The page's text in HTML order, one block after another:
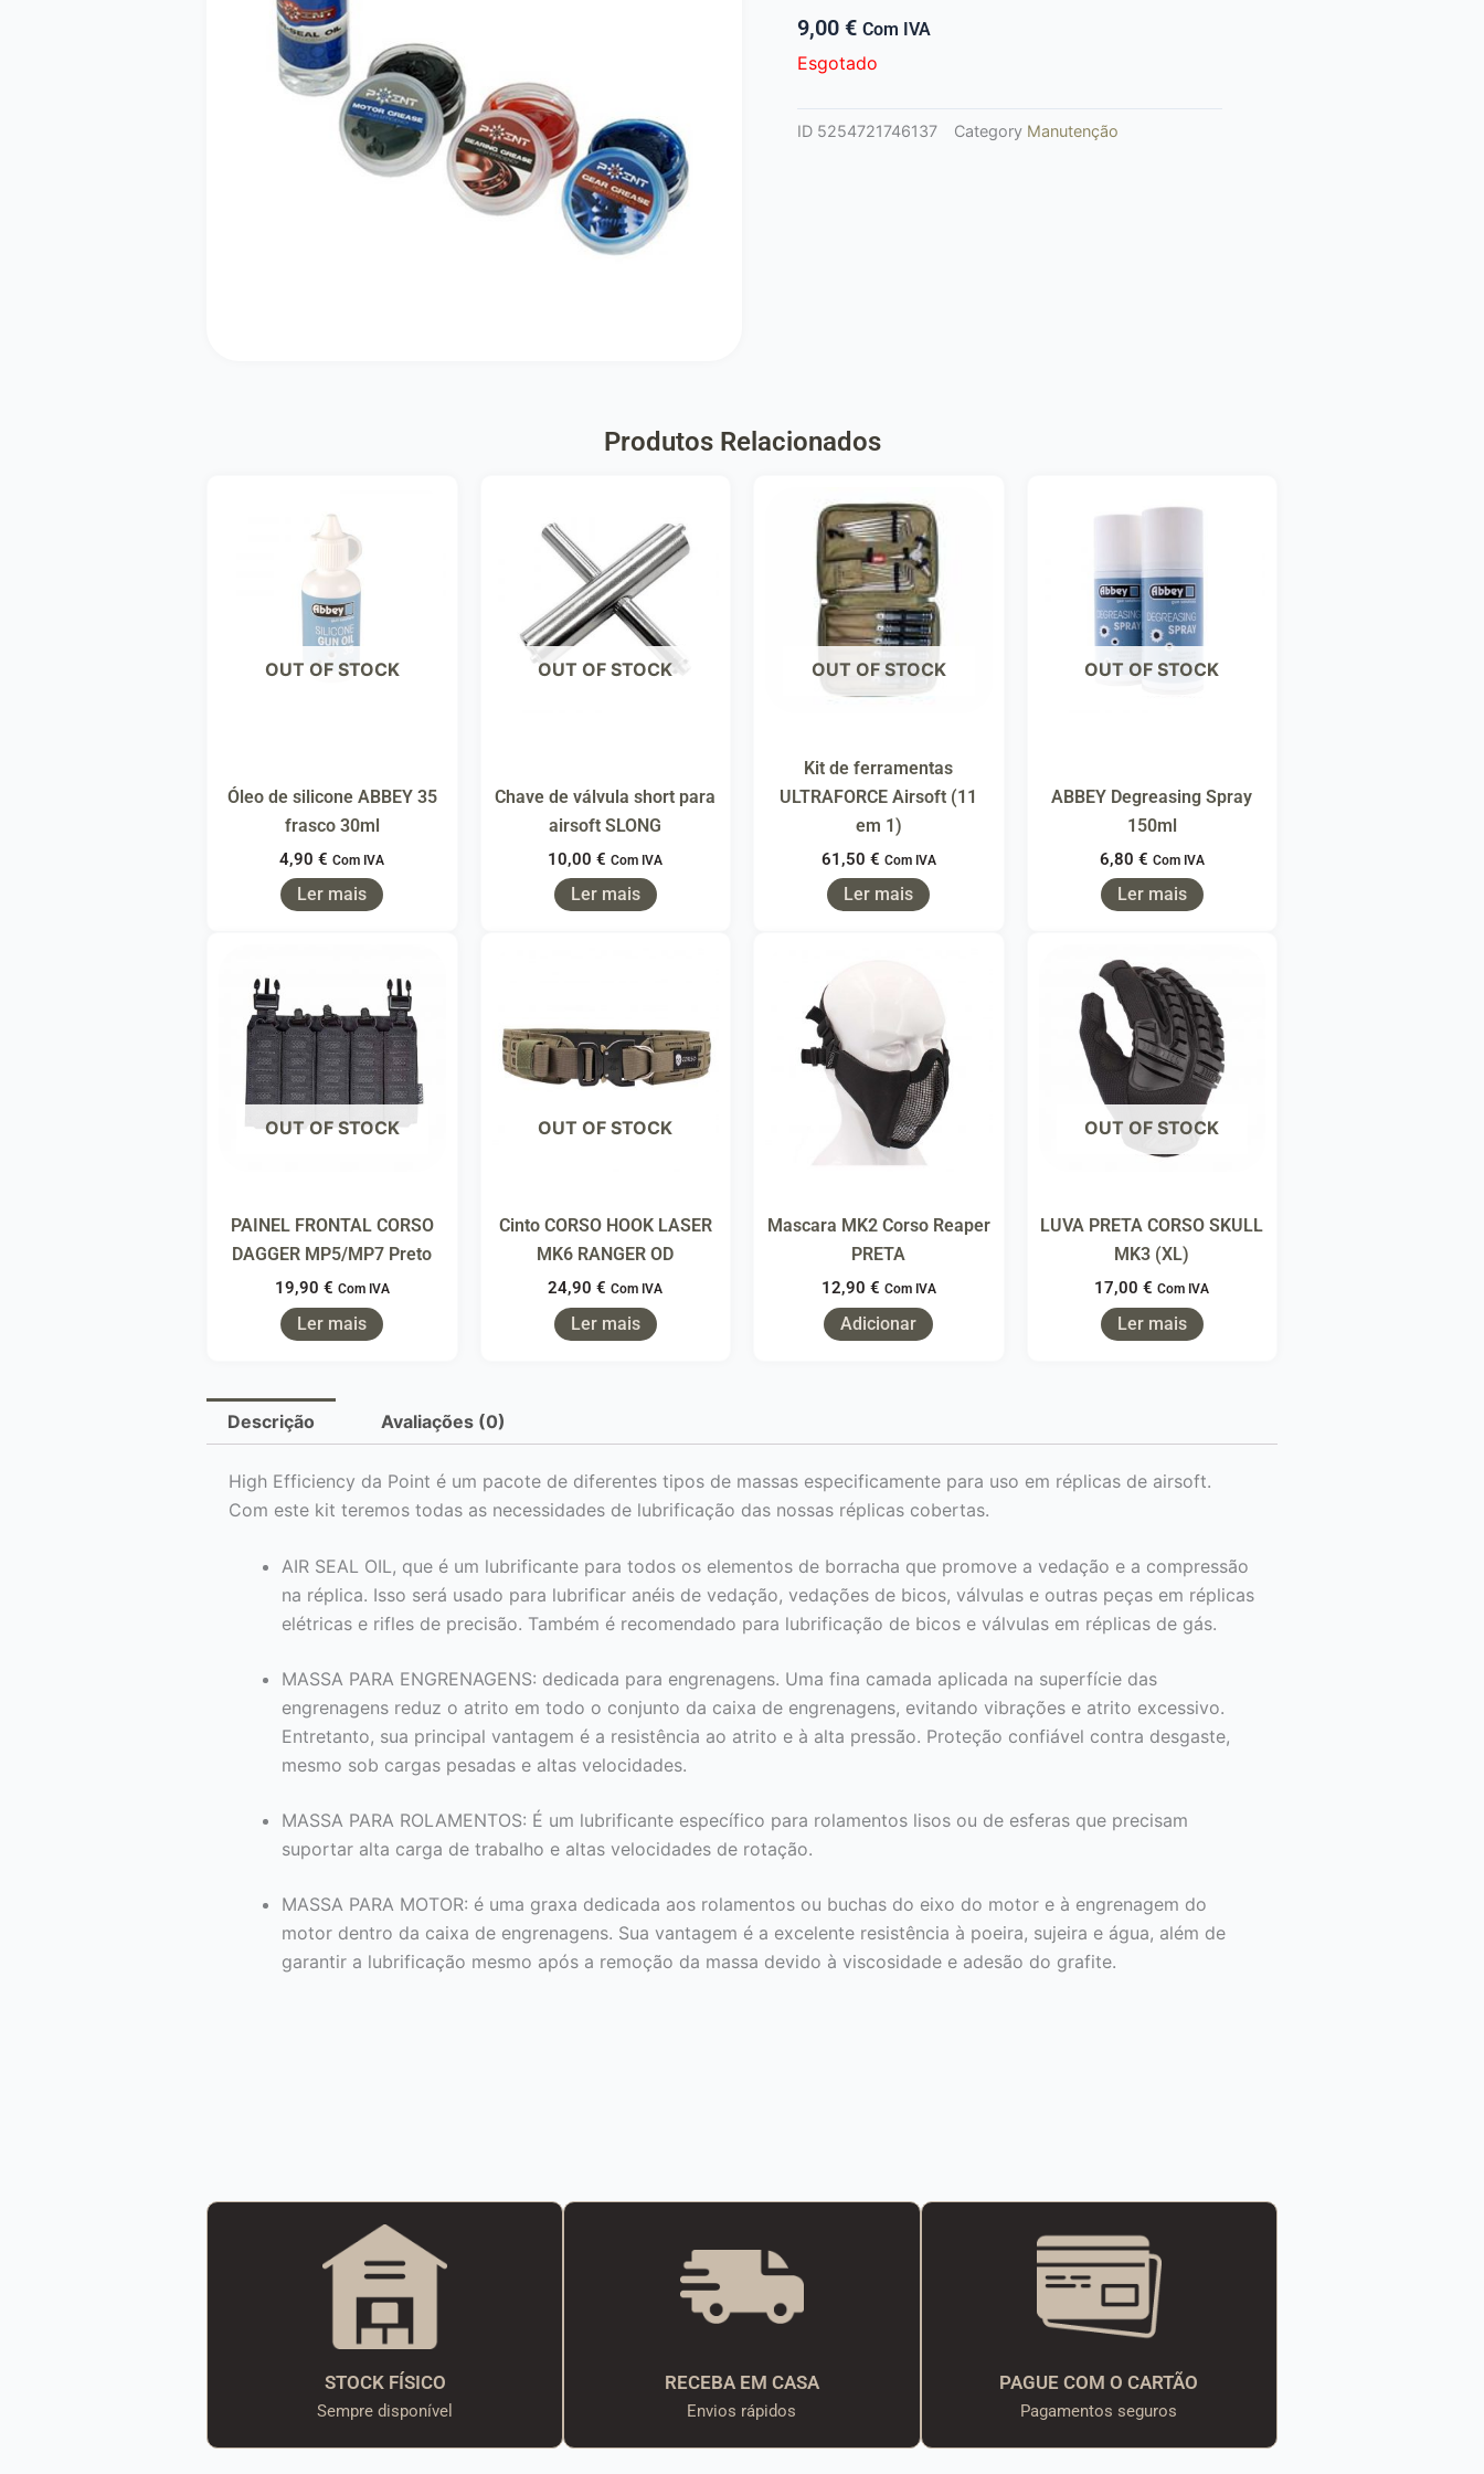
9,00 € Com IVA
Esgotado
ID 5254721746137 Category Manutenção
Produtos Relacionados
OUT OF STOCK
Óleo de silicone ABBEY 35
frasco 30ml
4,90€ Com IVA
Ler mais
OUT OF STOCK
Chave de válvula short para
airsoft SLONG
10,00€ Com IVA
Ler mais
OUT OF STOCK
Kit de ferramentas
ULTRAFORCE Airsoft (11
em 1)
61,50 € Com IVA
Ler mais
OUT OF STOCK
ABBEY Degreasing Spray
150ml
6,80 € Com IVA
Ler mais
OUT OF STOCK
PAINEL FRONTAL CORSO
DAGGER MP5/MP7 Preto
19,90 € Com IVA
Ler mais
OUT OF STOCK
Cinto CORSO HOOK LASER
MK6 RANGER OD
24,90€ Com IVA
Ler mais
Mascara MK2 Corso Reaper
PRETA
12,90 € Com IVA
Adicionar
OUT OF STOCK
LUVA PRETA CORSO SKULL
MK3 (XL)
17,00€ Com IVA
Ler mais
Descrição Avaliações (0)
High Efficiency da Point é um pacote de diferentes tipos de massas especificamente para uso em réplicas de airsoft.
Com este kit teremos todas as necessidades de lubrificação das nossas réplicas cobertas.
AIR SEAL OIL, que é um lubrificante para todos os elementos de borracha que promove a vedação e a compressão
na réplica. Isso será usado para lubrificar anéis de vedação, vedações de bicos, válvulas e outras peças em réplicas
elétricas e rifles de precisão. Também é recomendado para lubrificação de bicos e válvulas em réplicas de gás.
MASSA PARA ENGRENAGENS: dedicada para engrenagens. Uma fina camada aplicada na superfície das
engrenagens reduz o atrito em todo o conjunto da caixa de engrenagens, evitando vibrações e atrito excessivo.
Entretanto, sua principal vantagem é a resistência ao atrito e à alta pressão. Proteção confiável contra desgaste,
mesmo sob cargas pesadas e altas velocidades.
MASSA PARA ROLAMENTOS: É um lubrificante específico para rolamentos lisos ou de esferas que precisam
suportar alta carga de trabalho e altas velocidades de rotação.
MASSA PARA MOTOR: é uma graxa dedicada aos rolamentos ou buchas do eixo do motor e à engrenagem do
motor dentro da caixa de engrenagens. Sua vantagem é a excelente resistência à poeira, sujeira e água, além de
garantir a lubrificação mesmo após a remoção da massa devido à viscosidade e adesão do grafite.
STOCK FÍSICO
Sempre disponível
RECEBA EM CASA
Envios rápidos
PAGUE COM O CARTÃO
Pagamentos seguros